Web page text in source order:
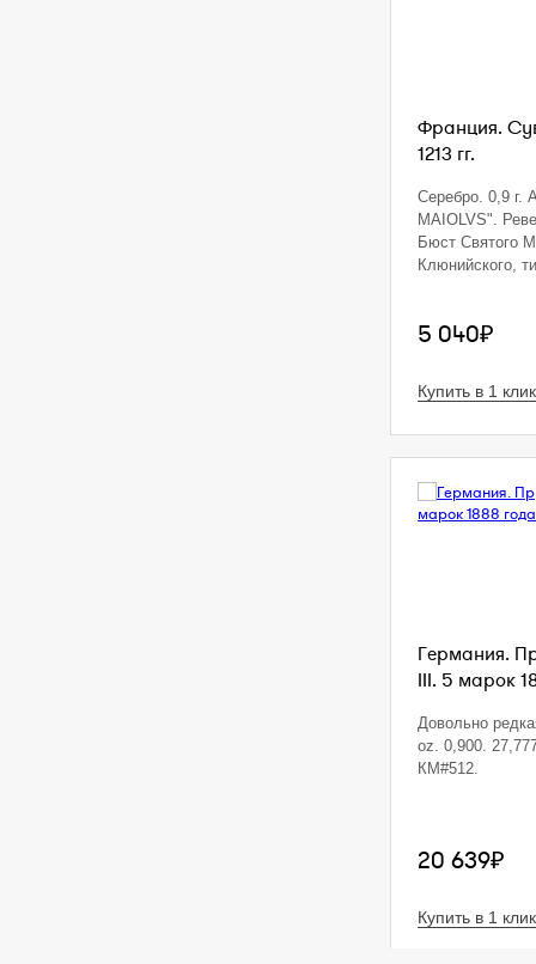
Франция.
1213 гг.
Серебро. 0,9 г.
MAIOLVS".
Бюст Святого
Клюнийского,
5 040₽
Купить в 1 клик
Германия.
III. 5 марок
Довольно
oz. 0,900.
КМ#512.
20 639₽
Купить в 1 клик